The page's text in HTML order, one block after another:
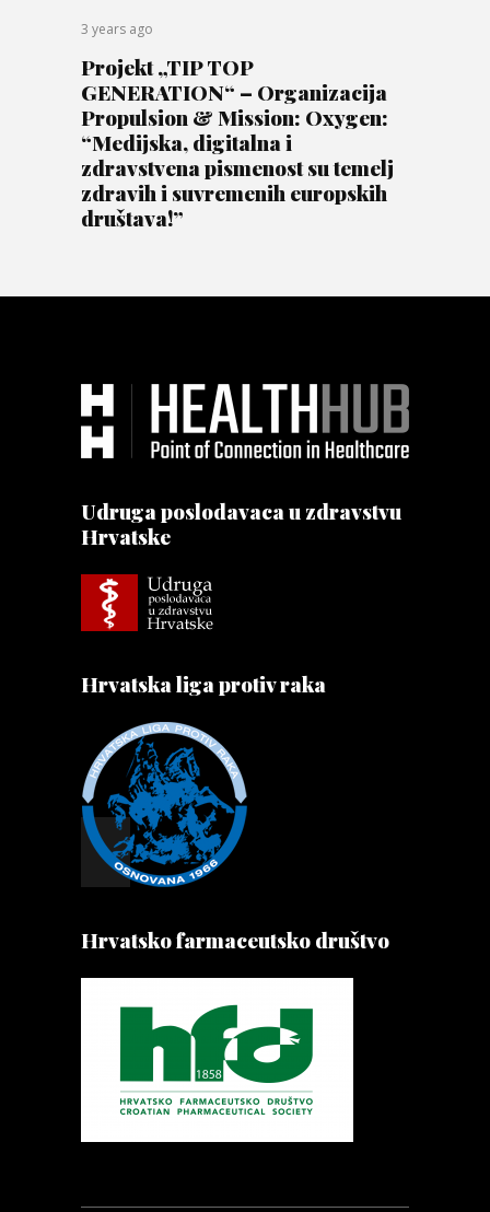
3 years ago
Projekt „TIP TOP
GENERATION“ – Organizacija
Propulsion & Mission: Oxygen:
“Medijska, digitalna i
zdravstvena pismenost su temelj
zdravih i suvremenih europskih
društava!”
Udruga poslodavaca u zdravstvu
Hrvatske
Hrvatska liga protiv raka
Hrvatsko farmaceutsko društvo